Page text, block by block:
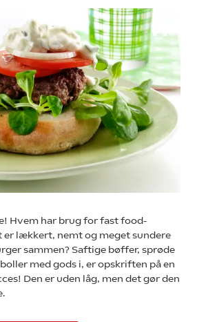
Hvem har brug for fast food-
er lækkert, nemt og meget sundere
sammen? Saftige bøffer, sprøde
med gods i, er opskriften på en
Den er uden låg, men det gør den